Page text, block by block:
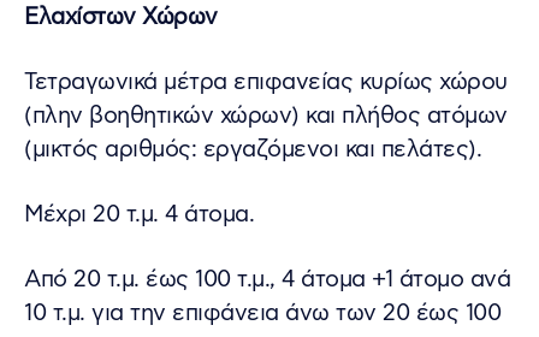
Ελαχίστων Χώρων
Τετραγωνικά μέτρα επιφανείας κυρίως χώρου
(πλην βοηθητικών χώρων) και πλήθος ατόμων
(μικτός αριθμός: εργαζόμενοι και πελάτες).
Μέχρι 20 τ.μ. 4 άτομα.
Από 20 τ.μ. έως 100 τ.μ., 4 άτομα +1 άτομο ανά
10 τ.μ. για την επιφάνεια άνω των 20 έως 100